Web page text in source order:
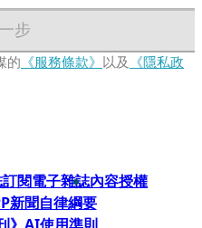
步
的 《服務條款》 以及 《隱私政
訂閱電子雜誌內容授權
新聞自律綱要